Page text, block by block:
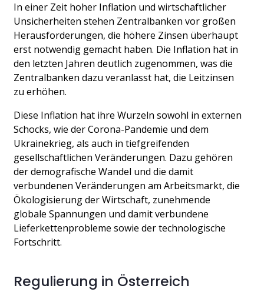
In einer Zeit hoher Inflation und wirtschaftlicher
Unsicherheiten stehen Zentralbanken vor großen
Herausforderungen, die höhere Zinsen überhaupt
erst notwendig gemacht haben. Die Inflation hat in
den letzten Jahren deutlich zugenommen, was die
Zentralbanken dazu veranlasst hat, die Leitzinsen
zu erhöhen.
Diese Inflation hat ihre Wurzeln sowohl in externen
Schocks, wie der Corona-Pandemie und dem
Ukrainekrieg, als auch in tiefgreifenden
gesellschaftlichen Veränderungen. Dazu gehören
der demografische Wandel und die damit
verbundenen Veränderungen am Arbeitsmarkt, die
Ökologisierung der Wirtschaft, zunehmende
globale Spannungen und damit verbundene
Lieferkettenprobleme sowie der technologische
Fortschritt.
Regulierung in Österreich